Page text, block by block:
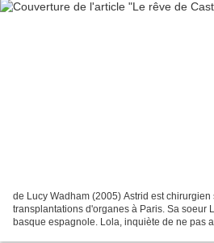
de Lucy Wadham (2005) Astrid est
transplantations d'organes à Paris. Sa soeur
basque espagnole. Lola, inquiète de ne pas